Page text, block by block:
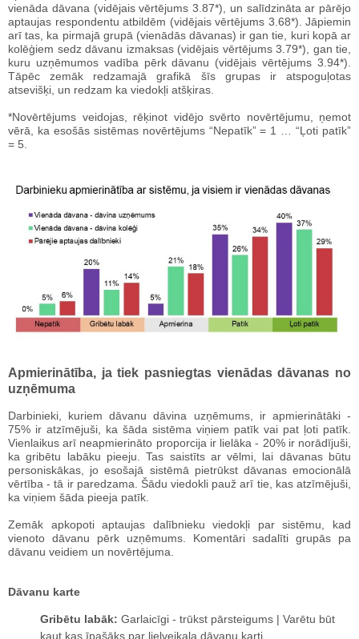
vienāda dāvana (vidējais vērtējums 3.87*), un salīdzināta ar pārējo
aptaujas respondentu atbildēm (vidējais vērtējums 3.68*). Jāpiemin
arī tas, ka pirmajā grupā (vienādās dāvanas) ir gan tie, kuri kopā ar
kolēģiem sedz dāvanu izmaksas (vidējais vērtējums 3.79*), gan tie,
kuru uzņēmumos vadība pērk dāvanu (vidējais vērtējums 3.94*).
Tāpēc zemāk redzamajā grafikā šīs grupas ir atspoguļotas
atsevišķi, un redzam ka viedokļi atšķiras.
*Novērtējums veidojas, rēķinot vidējo svērto novērtējumu, ņemot
vērā, ka esošās sistēmas novērtējums “Nepatīk” = 1 … “Ļoti patīk”
= 5.
Apmierinātība, ja tiek pasniegtas vienādas dāvanas no
uzņēmuma
Darbinieki, kuriem dāvanu dāvina uzņēmums, ir apmierinātāki -
75% ir atzīmējuši, ka šāda sistēma viņiem patīk vai pat ļoti patīk.
Vienlaikus arī neapmierināto proporcija ir lielāka - 20% ir norādījuši,
ka gribētu labāku pieeju. Tas saistīts ar vēlmi, lai dāvanas būtu
personiskākas, jo esošajā sistēmā pietrūkst dāvanas emocionālā
vērtība - tā ir paredzama. Šādu viedokli pauž arī tie, kas atzīmējuši,
ka viņiem šāda pieeja patīk.
Zemāk apkopoti aptaujas dalībnieku viedokļi par sistēmu, kad
vienoto dāvanu pērk uzņēmums. Komentāri sadalīti grupās pa
dāvanu veidiem un novērtējuma.
Dāvanu karte
Gribētu labāk: Garlaicīgi - trūkst pārsteigums | Varētu būt
kaut kas īpašāks par lielveikala dāvanu karti.